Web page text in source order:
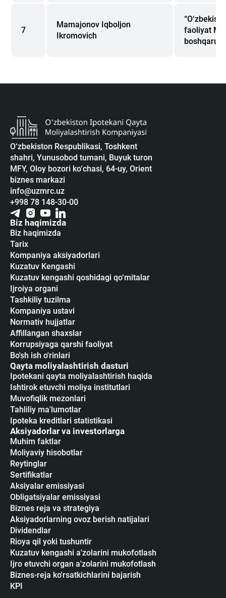
7
Mamajonov Iqboljon
Ikromovich
faoliyat
O‘zbekiston Respublikasi, Toshkent
shahri, Yunusobod tumani, Buyuk turon
MFY, Oloy bozori ko‘chasi, 64-uy, Orient
biznes markazi
info@uzmrc.uz
+998 78 148-30-00
Biz haqimizda
Biz haqimizda
Tarix
Kompaniya aksiyadorlari
Kuzatuv Kengashi
Kuzatuv kengashi qoshidagi qo‘mitalar
Ijroiya organi
Tashkiliy tuzilma
Kompaniya ustavi
Normativ hujjatlar
Affillangan shaxslar
Korrupsiyaga qarshi faoliyat
Bo'sh ish o'rinlari
Qayta moliyalashtirish dasturi
Ipotekani qayta moliyalashtirish haqida
Ishtirok etuvchi moliya institutlari
Muvofiqlik mezonlari
Tahliliy ma'lumotlar
Ipoteka kreditlari statistikasi
Aksiyadorlar va investorlarga
Muhim faktlar
Moliyaviy hisobotlar
Reytinglar
Sertifikatlar
Аksiyalar emissiyasi
Obligatsiyalar emissiyasi
Biznes reja va strategiya
Aksiyadorlarning ovoz berish natijalari
Dividendlar
Rioya qil yoki tushuntir
Kuzatuv kengashi a'zolarini mukofotlash
Ijro etuvchi organ a'zolarini mukofotlash
Biznes-reja ko'rsatkichlarini bajarish
KPI